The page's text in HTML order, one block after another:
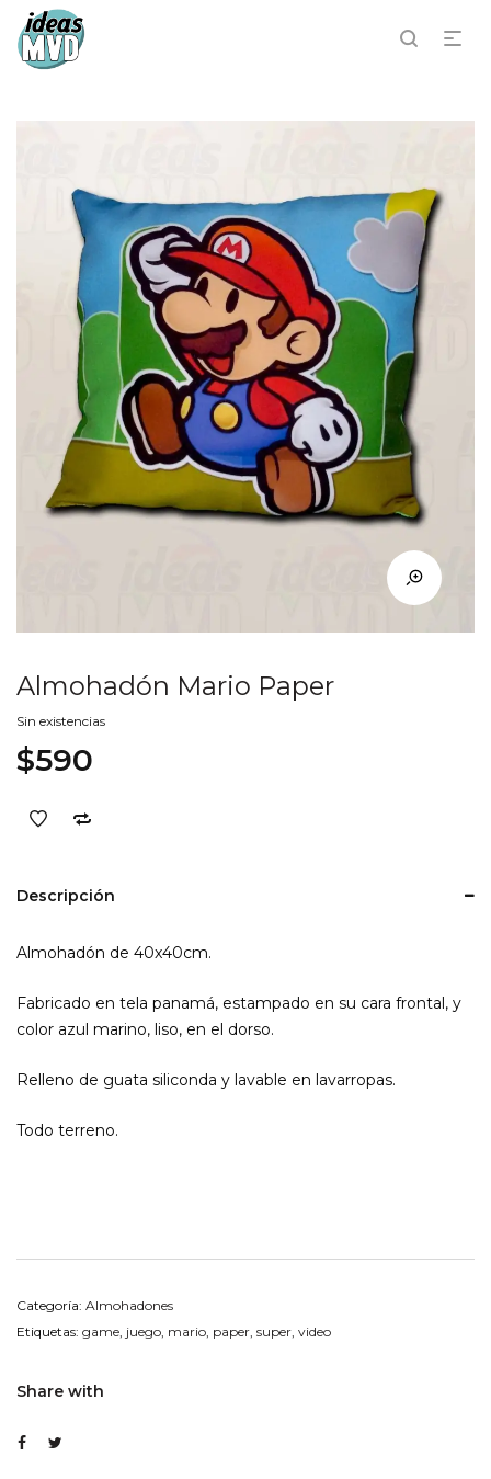
Almohadón Mario Paper
Sin existencias
$590
Descripción
Almohadón de 40x40cm.
Fabricado en tela panamá, estampado en su cara frontal, y
color azul marino, liso, en el dorso.
Relleno de guata siliconda y lavable en lavarropas.
Todo terreno.
Categoría: Almohadones
Etiquetas: game juego mario paper super video
Share with